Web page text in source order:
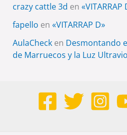
crazy cattle 3d en «VITARRAP
fapello en «VITARRAP D»
AulaChecken Desmontando
de Marruecos y la Luz